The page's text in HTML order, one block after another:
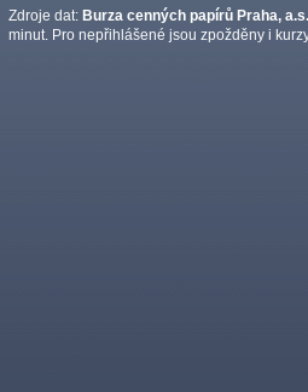
Zdroje dat: Burza cenných papírů Praha, a.s.
minut. Pro nepřihlášené jsou zpožděny i